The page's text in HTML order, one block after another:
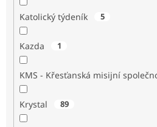
Katolický týdeník 5
Kazda 1
KMS - Křesťanská misijní
Krystal 89